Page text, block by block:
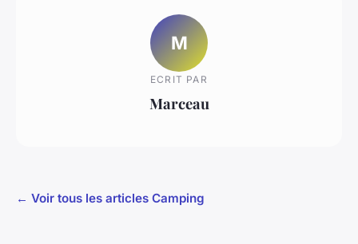
M
ECRIT PAR
Marceau
← Voir tous les articles Camping